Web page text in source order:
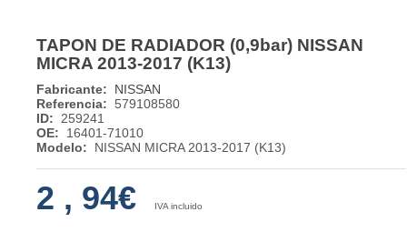
TAPON DE RADIADOR (0,9bar) NISSAN
MICRA 2013-2017 (K13)
Fabricante:
NISSAN
Referencia: 579108580
ID:
259241
OE:
16401-71010
Modelo:
NISSAN MICRA 2013-2017 (K13)
2 , 94€ IVA incluido